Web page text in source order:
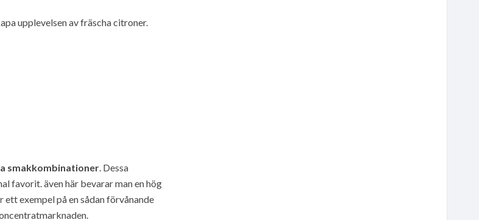
upplevelsen av fräscha citroner.
smakkombinationer. Dessa
favorit. även här bevarar man en hög
ett exempel på en sådan förvånande